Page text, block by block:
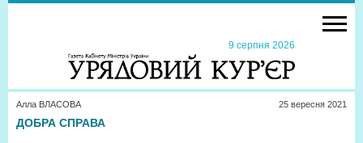
9 серпня 2026
Алла ВЛАСОВА 25 вересня 2021
ДОБРА СПРАВА